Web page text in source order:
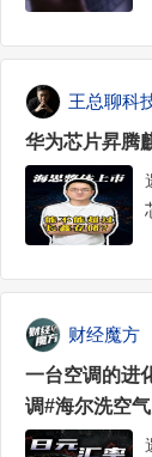
王总聊科
华为芯片昇腾
财经魔方
一台空调的进
调#海尔洗空